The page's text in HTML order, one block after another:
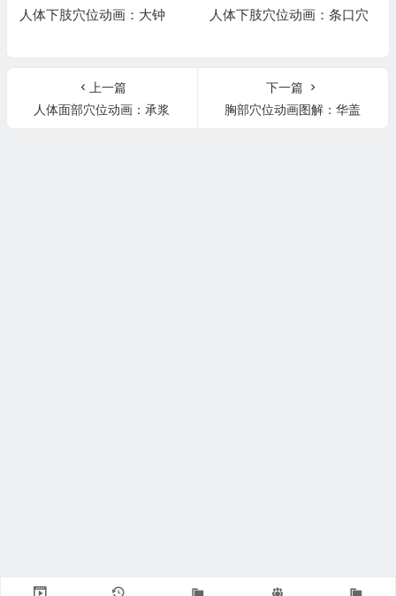
人体下肢穴位动画：大钟 人体下肢穴位动画：条口穴
上一篇
人体面部穴位动画：承浆
下一篇
胸部穴位动画图解：华盖